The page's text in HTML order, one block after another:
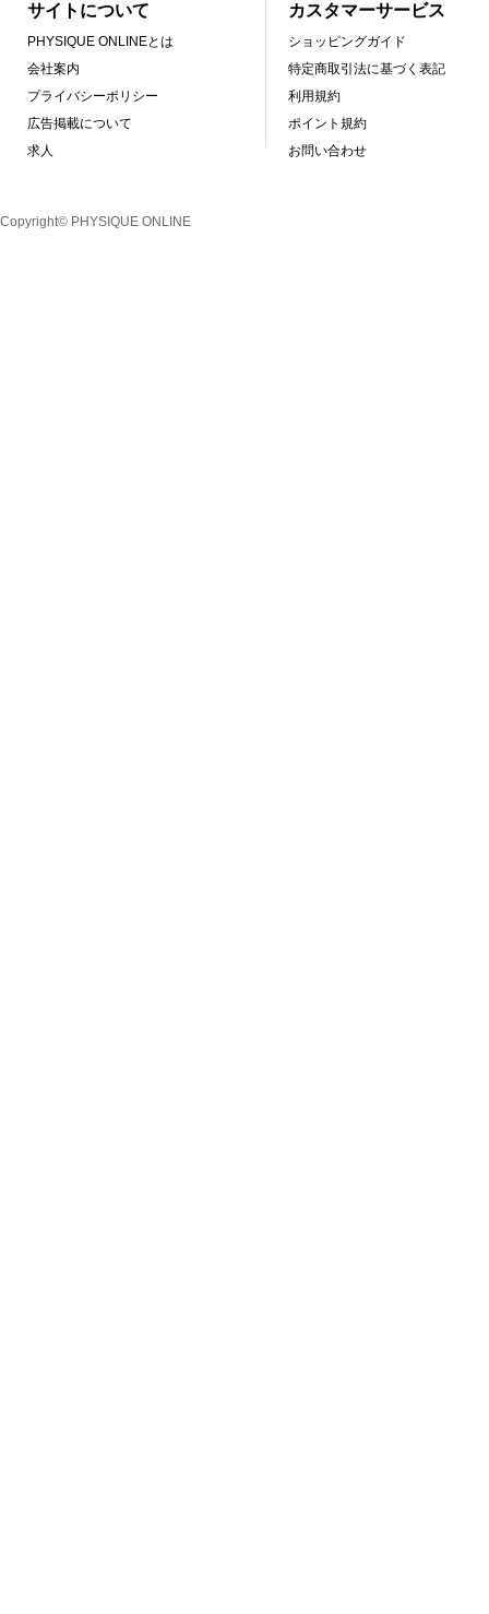
サイトについて
PHYSIQUE ONLINEとは
会社案内
プライバシーポリシー
広告掲載について
求人
カスタマーサービス
ショッピングガイド
特定商取引法に基づく表記
利用規約
ポイント規約
お問い合わせ
Copyright© PHYSIQUE ONLINE